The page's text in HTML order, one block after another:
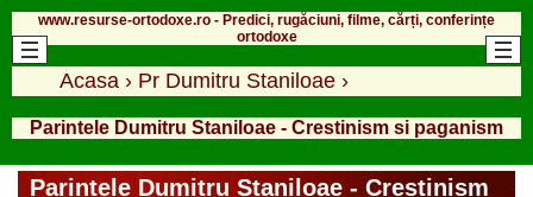
www.resurse-ortodoxe.ro - Predici, rugăciuni, filme, cărți, conferințe
ortodoxe
Acasa › Pr Dumitru Staniloae ›
Parintele Dumitru Staniloae - Crestinism si paganism
Parintele Dumitru Staniloae - Crestinism